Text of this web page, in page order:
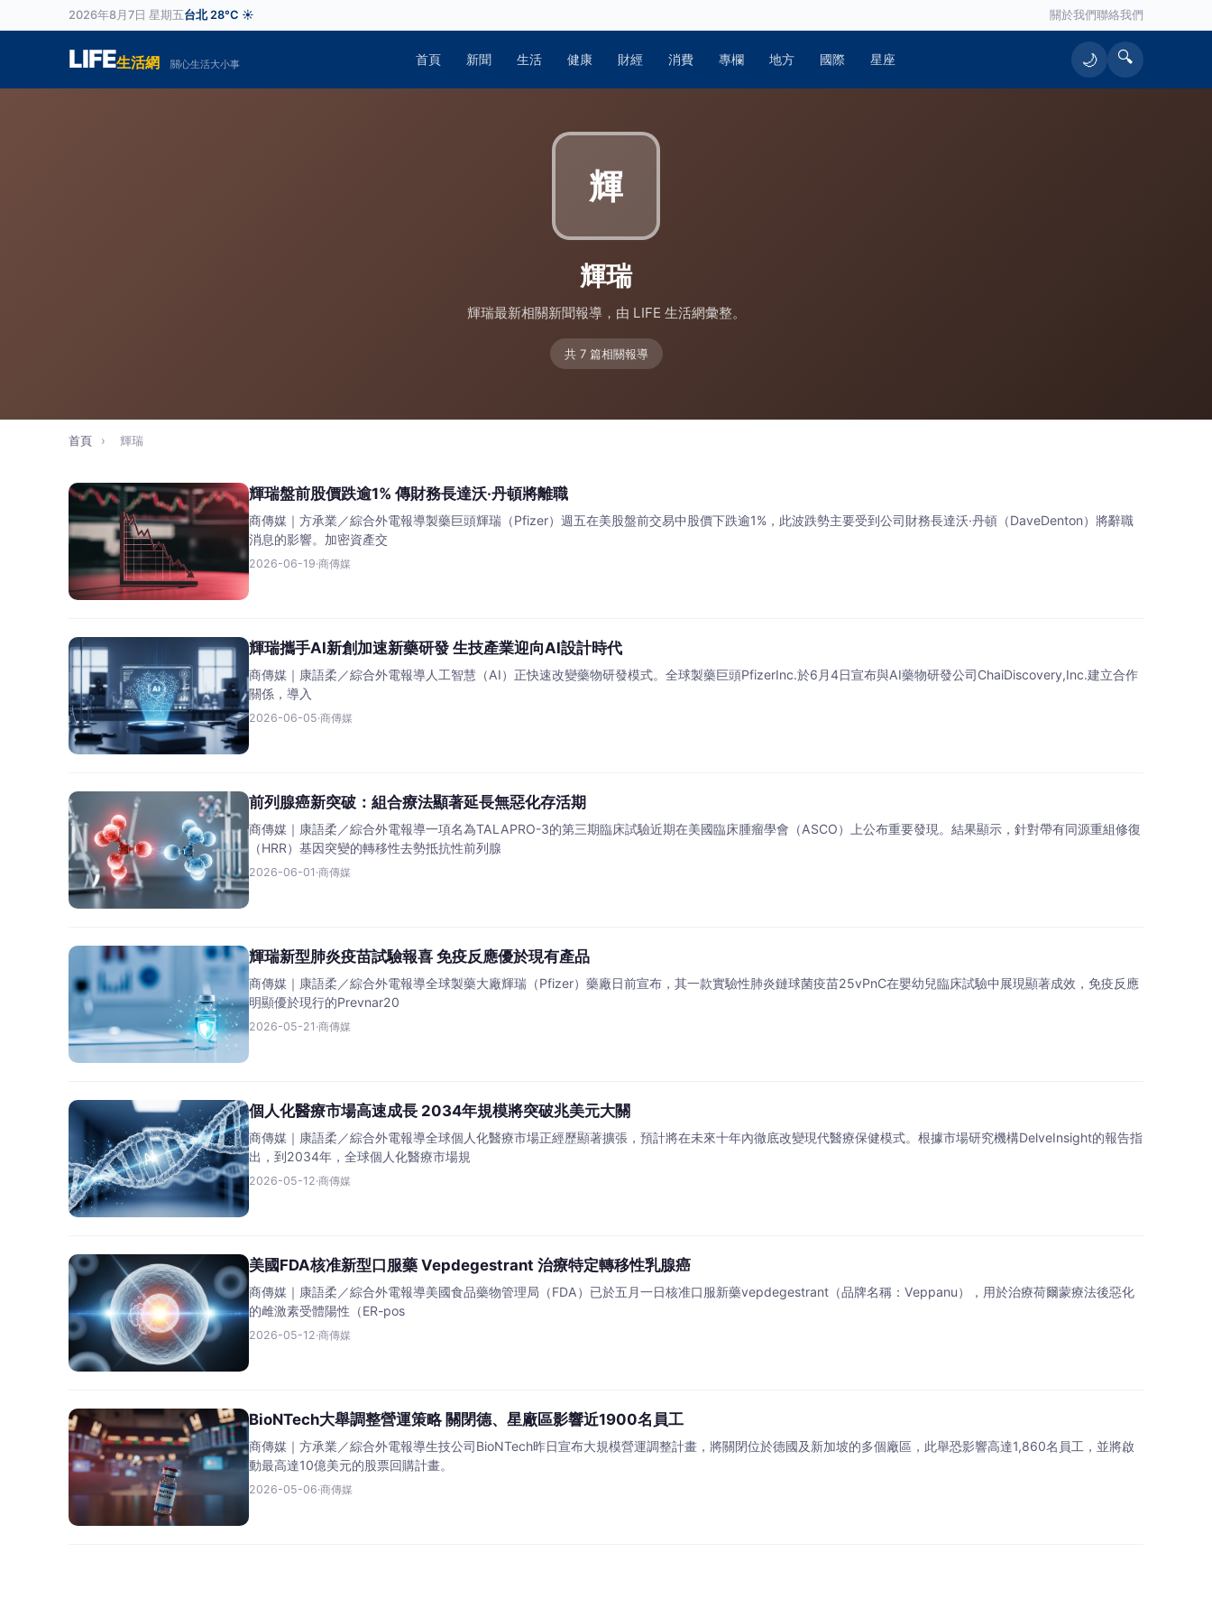
2026年8月7日 星期五台北 28°C ☀️ 關於我們聯絡我們
LIFE生活網 關心生活大小事 首頁 新聞 生活 健康 財經 消費 專欄 地方 國際 星座 🌙 🔍
輝
輝瑞
輝瑞最新相關新聞報導，由 LIFE 生活網彙整。
共 7 篇相關報導
首頁 › 輝瑞
輝瑞盤前股價跌逾1% 傳財務長達沃·丹頓將離職
商傳媒｜方承業／綜合外電報導製藥巨頭輝瑞（Pfizer）週五在美股盤前交易中股價下跌逾1%，此波跌勢主要受到公司財務長達沃·丹頓（DaveDenton）將辭職
消息的影響。加密資產交
2026-06-19·商傳媒
輝瑞攜手AI新創加速新藥研發 生技產業迎向AI設計時代
商傳媒｜康語柔／綜合外電報導人工智慧（AI）正快速改變藥物研發模式。全球製藥巨頭PfizerInc.於6月4日宣布與AI藥物研發公司ChaiDiscovery,Inc.建立合作
關係，導入
2026-06-05·商傳媒
前列腺癌新突破：組合療法顯著延長無惡化存活期
商傳媒｜康語柔／綜合外電報導一項名為TALAPRO-3的第三期臨床試驗近期在美國臨床腫瘤學會（ASCO）上公布重要發現。結果顯示，針對帶有同源重組修復
（HRR）基因突變的轉移性去勢抵抗性前列腺
2026-06-01 ·商傳媒
輝瑞新型肺炎疫苗試驗報喜 免疫反應優於現有產品
商傳媒｜康語柔／綜合外電報導全球製藥大廠輝瑞（Pfizer）藥廠日前宣布，其一款實驗性肺炎鏈球菌疫苗25vPnC在嬰幼兒臨床試驗中展現顯著成效，免疫反應
明顯優於現行的Prevnar20
2026-05-21 ·商傳媒
個人化醫療市場高速成長 2034年規模將突破兆美元大關
商傳媒｜康語柔／綜合外電報導全球個人化醫療市場正經歷顯著擴張，預計將在未來十年內徹底改變現代醫療保健模式。根據市場研究機構DelveInsight的報告指
出，到2034年，全球個人化醫療市場規
2026-05-12·商傳媒
美國FDA核准新型口服藥 Vepdegestrant 治療特定轉移性乳腺癌
商傳媒｜康語柔／綜合外電報導美國食品藥物管理局（FDA）已於五月一日核准口服新藥vepdegestrant（品牌名稱：Veppanu），用於治療荷爾蒙療法後惡化
的雌激素受體陽性（ER-pos
2026-05-12·商傳媒
BioNTech大舉調整營運策略 關閉德、星廠區影響近1900名員工
商傳媒｜方承業／綜合外電報導生技公司BioNTech昨日宣布大規模營運調整計畫，將關閉位於德國及新加坡的多個廠區，此舉恐影響高達1,860名員工，並將啟
動最高達10億美元的股票回購計畫。
2026-05-06·商傳媒